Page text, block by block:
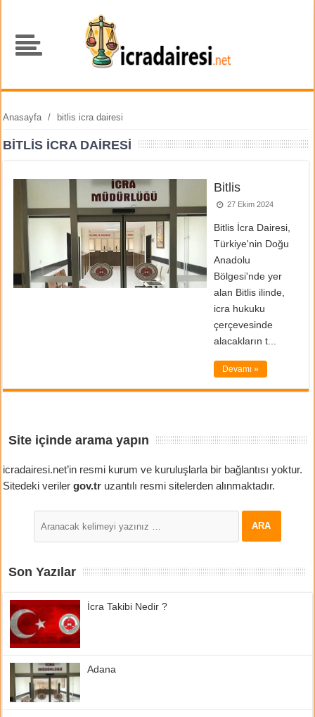
Anasayfa / bitlis icra dairesi
BITLIS ICRA DAIRESI
Bitlis
27 Ekim 2024
Bitlis İcra Dairesi,
Türkiye'nin Doğu
Anadolu
Bölgesi'nde yer
alan Bitlis ilinde,
icra hukuku
çerçevesinde
alacakların t...
Devamı »
Site içinde arama yapın
icradairesi.net’in resmi kurum ve kuruluşlarla bir bağlantısı yoktur.
Sitedeki verilergov.tr uzantılı resmi sitelerden alınmaktadır.
Son Yazılar
İcra Takibi Nedir ?
Adana